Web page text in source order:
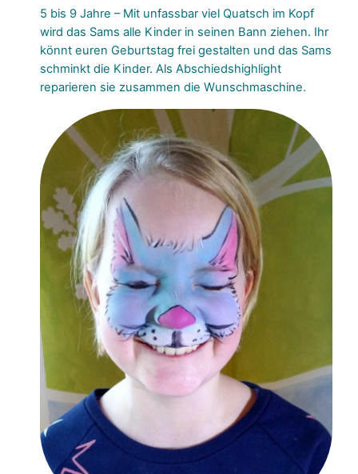
5 bis 9 Jahre – Mit unfassbar viel Quatsch im Kopf
wird das Sams alle Kinder in seinen Bann ziehen. Ihr
könnt euren Geburtstag frei gestalten und das Sams
schminkt die Kinder. Als Abschiedshighlight
reparieren sie zusammen die Wunschmaschine.